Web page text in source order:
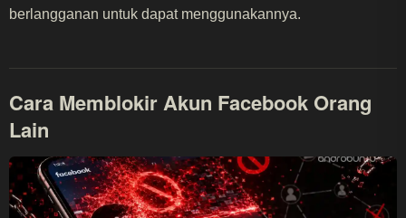
berlangganan untuk dapat menggunakannya.
Cara Memblokir Akun Facebook Orang
Lain